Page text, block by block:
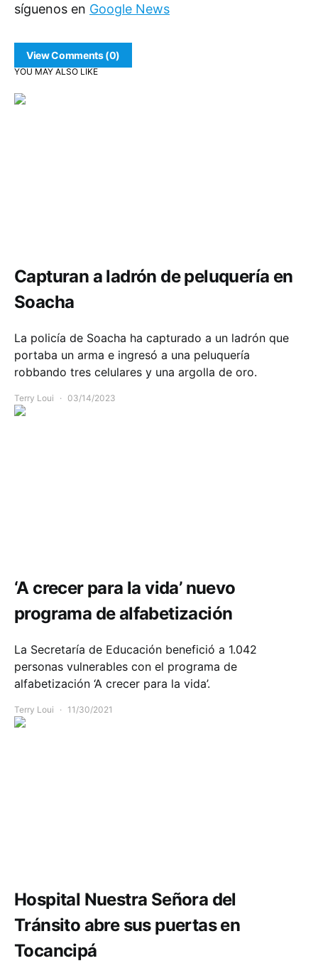
síguenos en Google News
View Comments (0)
YOU MAY ALSO LIKE
Capturan a ladrón de peluquería en
Soacha
La policía de Soacha ha capturado a un ladrón que
portaba un arma e ingresó a una peluquería
robbando tres celulares y una argolla de oro.
Terry Loui 03/14/2023
‘A crecer para la vida’ nuevo
programa de alfabetización
La Secretaría de Educación benefició a 1.042
personas vulnerables con el programa de
alfabetización ‘A crecer para la vida’.
Terry Loui 11/30/2021
Hospital Nuestra Señora del
Tránsito abre sus puertas en
Tocancipá